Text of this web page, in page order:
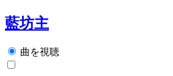
藍坊主
曲を視聴